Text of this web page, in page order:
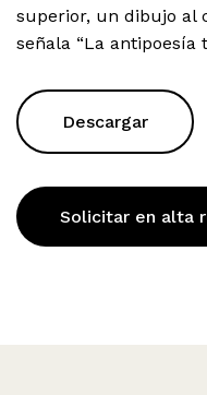
superior, un dibujo al
señala “La antipoesía
Descargar
Solicitar en alta